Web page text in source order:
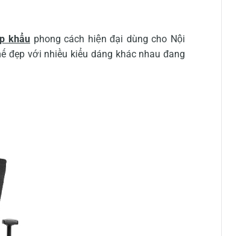
khẩuphong cách hiện đại dùng cho Nội
đẹp với nhiều kiểu dáng khác nhau đang